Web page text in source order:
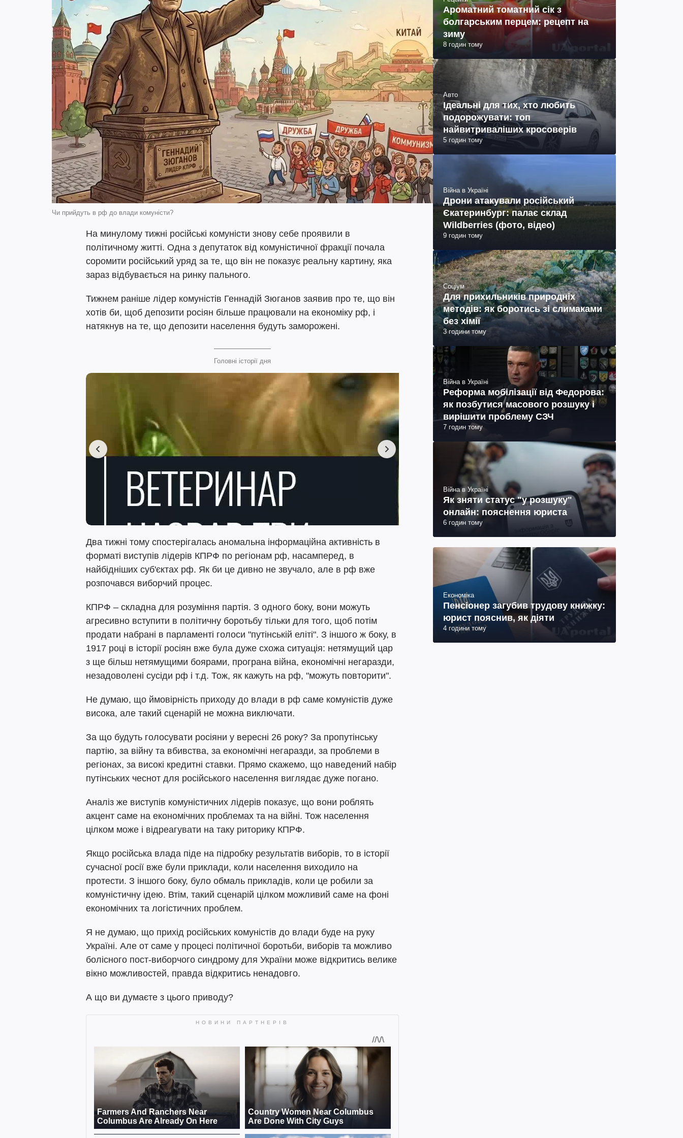
Чи прийдуть в рф до влади комуністи?
На минулому тижні російські комуністи знову себе проявили в
політичному житті. Одна з депутаток від комуністичної фракції почала
соромити російський уряд за те, що він не показує реальну картину, яка
зараз відбувається на ринку пального.
Тижнем раніше лідер комуністів Геннадій Зюганов заявив про те, що він
хотів би, щоб депозити росіян більше працювали на економіку рф, і
натякнув на те, що депозити населення будуть заморожені.
Головні історії дня
Два тижні тому спостерігалась аномальна інформаційна активність в
форматі виступів лідерів КПРФ по регіонам рф, насамперед, в
найбідніших суб'єктах рф. Як би це дивно не звучало, але в рф вже
розпочався виборчий процес.
КПРФ – складна для розуміння партія. З одного боку, вони можуть
агресивно вступити в політичну боротьбу тільки для того, щоб потім
продати набрані в парламенті голоси "путінській еліті". З іншого ж боку, в
1917 році в історії росіян вже була дуже схожа ситуація: нетямущий цар
з ще більш нетямущими боярами, програна війна, економічні негаразди,
незадоволені сусіди рф і т.д. Тож, як кажуть на рф, "можуть повторити".
Не думаю, що ймовірність приходу до влади в рф саме комуністів дуже
висока, але такий сценарій не можна виключати.
За що будуть голосувати росіяни у вересні 26 року? За пропутінську
партію, за війну та вбивства, за економічні негаразди, за проблеми в
регіонах, за високі кредитні ставки. Прямо скажемо, що наведений набір
путінських чеснот для російського населення виглядає дуже погано.
Аналіз же виступів комуністичних лідерів показує, що вони роблять
акцент саме на економічних проблемах та на війні. Тож населення
цілком може і відреагувати на таку риторику КПРФ.
Якщо російська влада піде на підробку результатів виборів, то в історії
сучасної росії вже були приклади, коли населення виходило на
протести. З іншого боку, було обмаль прикладів, коли це робили за
комуністичну ідею. Втім, такий сценарій цілком можливий саме на фоні
економічних та логістичних проблем.
Я не думаю, що прихід російських комуністів до влади буде на руку
Україні. Але от саме у процесі політичної боротьби, виборів та можливо
болісного пост-виборчого синдрому для України може відкритись велике
вікно можливостей, правда відкритись ненадовго.
А що ви думаєте з цього приводу?
Ароматний томатний сік з
болгарським перцем: рецепт на
зиму
8 годин тому
Авто
Ідеальні для тих, хто любить
подорожувати: топ
найвитриваліших кросоверів
5 годин тому
Війна в Україні
Дрони атакували російський
Єкатеринбург: палає склад
Wildberries (фото, відео)
9 годин тому
Соціум
Для прихильників природніх
методів: як боротись зі слимаками
без хімії
3 години тому
Війна в Україні
Реформа мобілізації від Федорова:
як позбутися масового розшуку і
вирішити проблему СЗЧ
7 годин тому
Війна в Україні
Як зняти статус "у розшуку"
онлайн: пояснення юриста
6 годин тому
Економіка
Пенсіонер загубив трудову книжку:
юрист пояснив, як діяти
4 години тому